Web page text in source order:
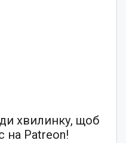
хвилинку, щоб
на Patreon!